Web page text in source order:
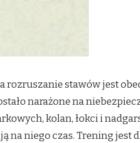
stawów jest
narażone na
kolan, łokci i
na niego czas. Trening